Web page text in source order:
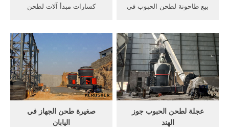
كسارات مبدأ آلات لطحن
والأفكار مبدأ كل علم نظري
لابن القيم الجوزية رحمه الله,
فمثالك معه مثال صاحب رحى
يطحن فيها جيد الحبوب, فأتاه
شخص معه حمل تراب وبعر,
فإن ...
بيع طاحونة لطحن الحبوب في
الدردشة مع المبيعات مطرقة
مطحنة غربال كيب تاون .
ريموند مطحنة المطرقة البعد
الشعبي الهند
صغيرة طحن الجهاز في
اليابان
عجلة لطحن الحبوب جوز
الهند